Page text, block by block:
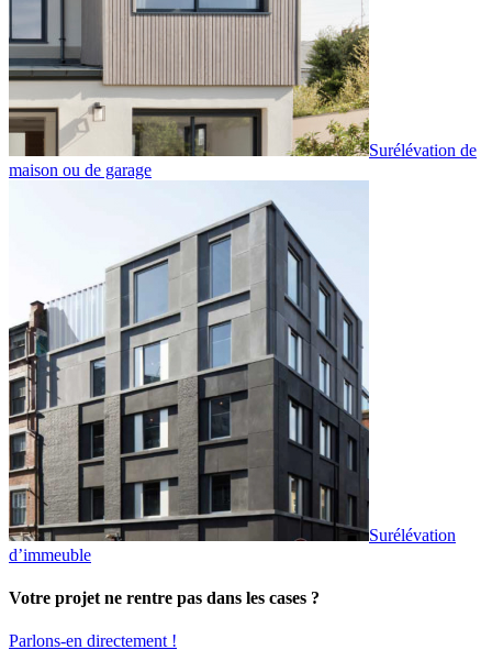
Surélévation de
maison ou de garage
Surélévation
d’immeuble
Votre projet ne rentre pas dans les cases ?
Parlons-en directement !